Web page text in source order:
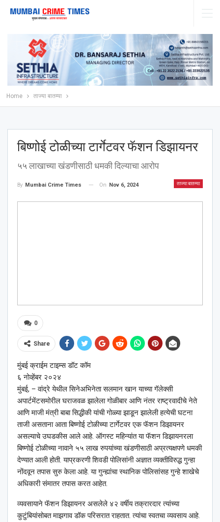
Home ताज्या बातम्या
बिष्णोई टोळीच्या टार्गेटवर फॅशन डिझायनर
५५ लाखाच्या खंडणीसाठी धमकी दिल्याचा आरोप
ताज्या बातम्या
By Mumbai Crime Times On Nov 6, 2024
0
Share
मुंबई क्राईम टाइम्स डॉट कॉम
६ नोव्हेंबर २०२४
मुंबई, – वांद्रे येथील सिनेअभिनेता सलमान खान याच्या गॅलेक्सी
अपार्टमेंटसमोरील घराजवळ झालेला गोळीबार आणि नंतर राष्ट्रवादीचे नेते
आणि माजी मंत्री बाबा सिद्धीकी यांची गोळ्या झाडून झालेली हत्येची घटना
ताजी असताना आता बिष्णोई टोळीच्या टार्गेटवर एक फॅशन डिझायनर
असल्याचे उघडकीस आले आहे. ऑगस्ट महिन्यांत या फॅशन डिझायनरला
बिष्णोई टोळीच्या नावाने ५५ लाख रुपयांच्या खंडणीसाठी अप्रत्यक्षपणे धमकी
देण्यात आली होती. याप्रकरणी शिवडी पोलिसांनी अज्ञात व्यक्तीविरुद्ध गुन्हा
नोंदवून तपास सुरु केला आहे. या गुन्ह्यांचा स्थानिक पोलिसांसह गुन्हे शाखेचे
अधिकारी संमातर तपास करत आहेत.
व्यवसायाने फॅशन डिझायनर असलेले ४२ वर्षीय तक्रारदार त्यांच्या
कुटुंबियांसोबत माझगाव डॉक परिसरात राहतात. त्यांचा स्वतचा व्यवसाय आहे.